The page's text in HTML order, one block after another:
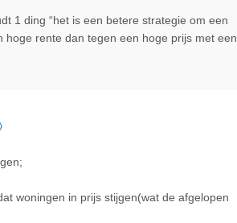
1 ding “het is een betere strategie om een
hoge rente dan tegen een hoge prijs met een
woningen in prijs stijgen(wat de afgelopen